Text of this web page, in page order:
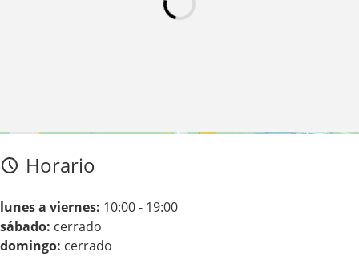
Horario
lunes a viernes: 10:00 - 19:00
sábado: cerrado
domingo: cerrado
Política de cookies